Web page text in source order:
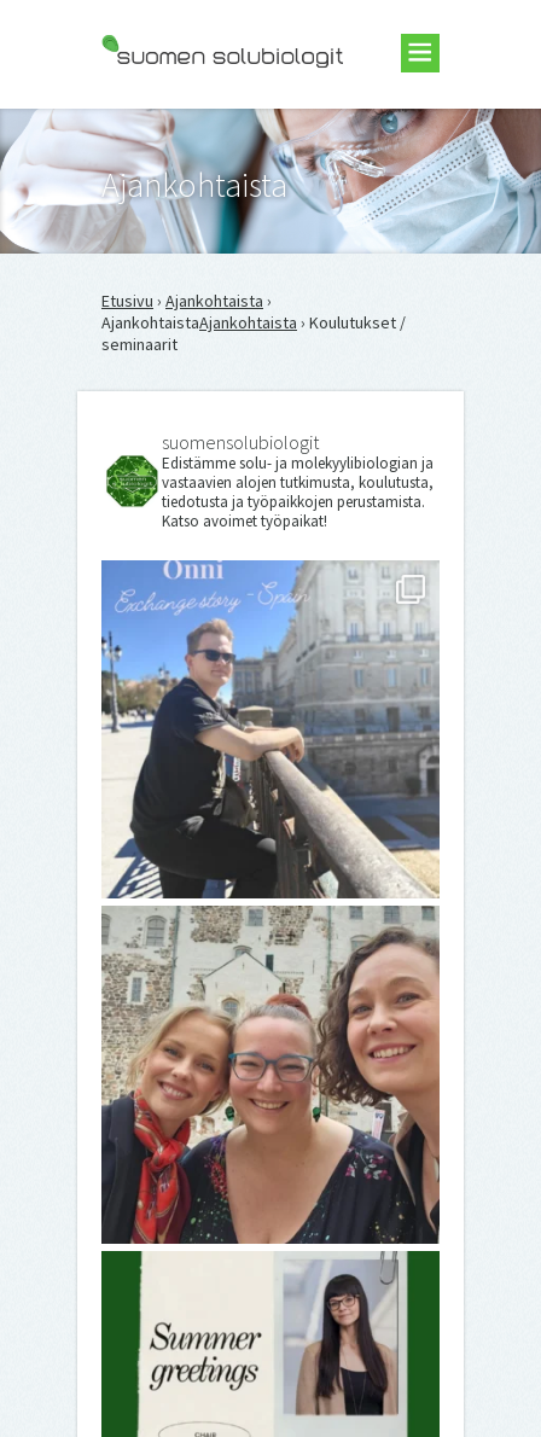
Suomen Solubiologit ry
Ajankohtaista
Etusivu › Ajankohtaista ›
AjankohtaistaAjankohtaista › Koulutukset /
seminaarit
suomensolubiologit
Edistämme solu- ja molekyylibiologian ja
vastaavien alojen tutkimusta, koulutusta,
tiedotusta ja työpaikkojen perustamista.
Katso avoimet työpaikat!